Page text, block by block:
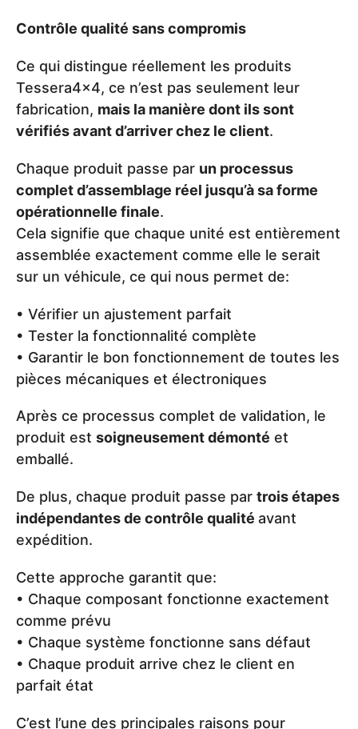
Contrôle qualité sans compromis
Ce qui distingue réellement les produits
Tessera4x4, ce n’est pas seulement leur
fabrication, mais la manière dont ils sont
vérifiés avant d’arriver chez le client.
Chaque produit passe par un processus
complet d’assemblage réel jusqu’à sa forme
opérationnelle finale.
Cela signifie que chaque unité est entièrement
assemblée exactement comme elle le serait
sur un véhicule, ce qui nous permet de:
• Vérifier un ajustement parfait
• Tester la fonctionnalité complète
• Garantir le bon fonctionnement de toutes les
pièces mécaniques et électroniques
Après ce processus complet de validation, le
produit est soigneusement démonté et
emballé.
De plus, chaque produit passe par trois étapes
indépendantes de contrôle qualité avant
expédition.
Cette approche garantit que:
• Chaque composant fonctionne exactement
comme prévu
• Chaque système fonctionne sans défaut
• Chaque produit arrive chez le client en
parfait état
C’est l’une des principales raisons pour